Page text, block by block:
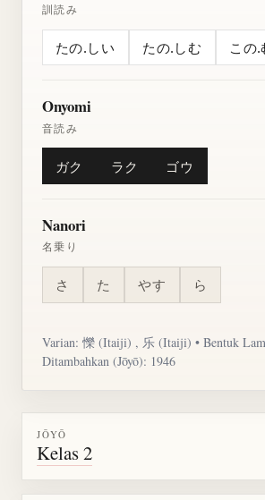
訓読み
たの.しい たの.しむ この.
Onyomi
音読み
ガク ラク ゴウ
Nanori
名乗り
さ た やす ら
Varian: 㦡 (Itaiji) , 乐 (Itaiji) • Bentuk
Ditambahkan (Jōyō): 1946
JŌYŌ
Kelas 2